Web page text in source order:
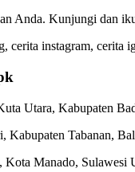
Anda. Kunjungi dan
cerita instagram,
Utara, Kabupaten
Tabanan,
Manado, Sulawesi